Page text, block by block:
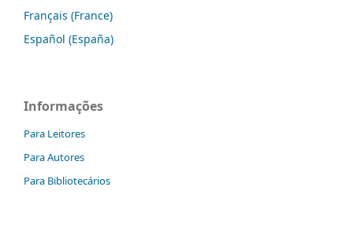
Français (France)
Español (España)
Informações
Para Leitores
Para Autores
Para Bibliotecários